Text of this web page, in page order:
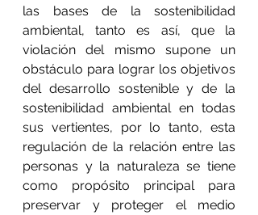
las bases de la sostenibilidad
ambiental, tanto es así, que la
violación del mismo supone un
obstáculo para lograr los objetivos
del desarrollo sostenible y de la
sostenibilidad ambiental en todas
sus vertientes, por lo tanto, esta
regulación de la relación entre las
personas y la naturaleza se tiene
como propósito principal para
preservar y proteger el medio